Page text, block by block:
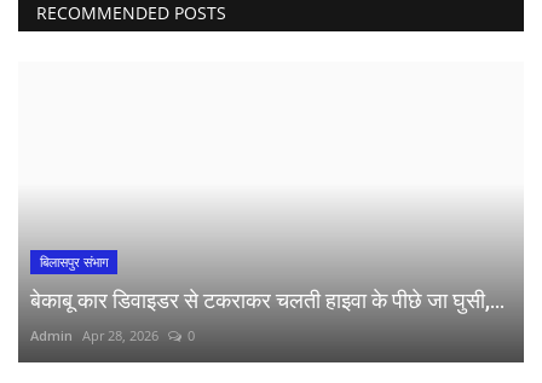
RECOMMENDED POSTS
बिलासपुर संभाग
बेकाबू कार डिवाइडर से टकराकर चलती हाइवा के पीछे जा घुसी,...
Admin Apr 28, 2026 0